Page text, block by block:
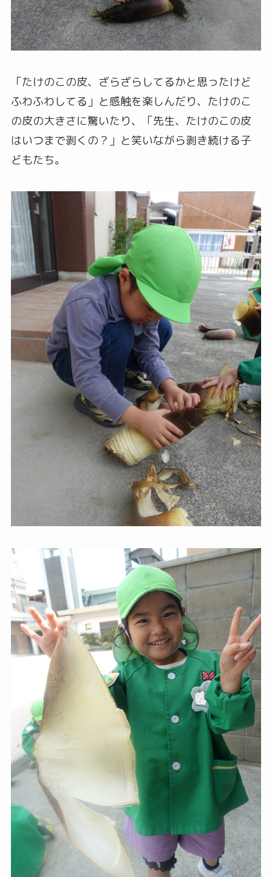
「たけのこの皮、ざらざらしてるかと思ったけど
ふわふわしてる」と感触を楽しんだり、たけのこ
の皮の大きさに驚いたり、「先生、たけのこの皮
はいつまで剥くの？」と笑いながら剥き続ける子
どもたち。